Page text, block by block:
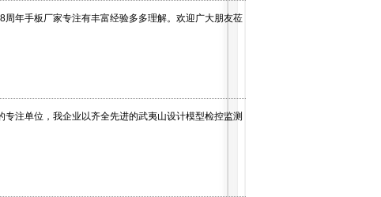
周年手板厂家专注有丰富经验多多理解。欢迎广大朋友莅
专注单位，我企业以齐全先进的武夷山设计模型检控监测